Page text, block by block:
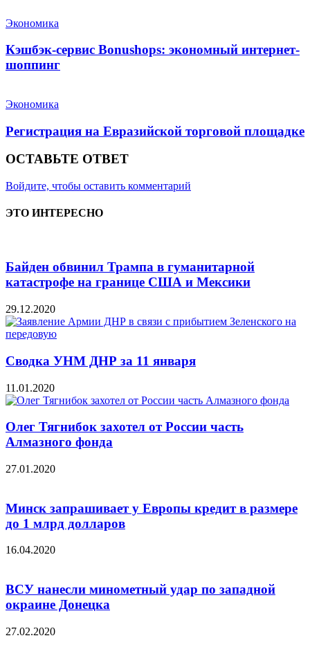
Экономика
Кэшбэк-сервис Bonushops: экономный интернет-
шоппинг
Экономика
Регистрация на Евразийской торговой площадке
ОСТАВЬТЕ ОТВЕТ
Войдите, чтобы оставить комментарий
ЭТО ИНТЕРЕСНО
Байден обвинил Трампа в гуманитарной
катастрофе на границе США и Мексики
29.12.2020
Сводка УНМ ДНР за 11 января
11.01.2020
Олег Тягнибок захотел от России часть
Алмазного фонда
27.01.2020
Минск запрашивает у Европы кредит в размере
до 1 млрд долларов
16.04.2020
ВСУ нанесли минометный удар по западной
окраине Донецка
27.02.2020